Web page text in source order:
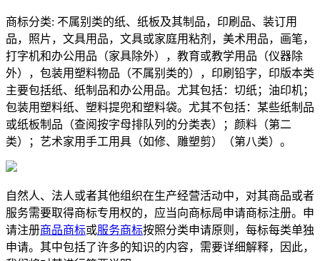
商标分类: 不属别类的纸、纸板及其制品，印刷品、装订用
品，照片，文具用品，文具或家庭用粘剂，美术用品，画笔，
打字机和办公用品（家具除外），教育或教学用品（仪器除
外），包装用塑料物品（不属别类的），印刷铅字，印版本类
主要包括纸、纸制品和办公用品。尤其包括：切纸；油印机；
包装用塑料纸、塑料提兜和塑料袋。尤其不包括：某些纸制品
或纸板制品（查阅按字母排队列的分类表）；颜料（第二
类）；艺术家用手工用具（如修、雕塑剪）（第八类）。
自然人、法人或者其他组织在生产经营活动中，对其商品或者
服务需要取得商标专用权的，应当向商标局申请商标注册。申
请注册商品商标或服务商标按照分类申请原则，每标每类单独
申请。其中包括了许多的知识的内容，需要详细解释，因此，